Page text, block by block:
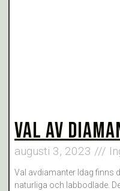
VAL AV
augusti 3, 2023
Val avdiamanter Idag finns
naturliga och labbodlade.